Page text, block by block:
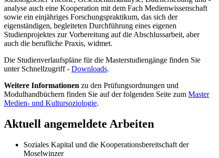
analyse auch eine Kooperation mit dem Fach Medienwissenschaft
sowie ein einjähriges Forschungspraktikum, das sich der
eigenständigen, begleiteten Durchführung eines eigenen
Studienprojektes zur Vorbereitung auf die Abschlussarbeit, aber
auch die berufliche Praxis, widmet.
Die Studienverlaufspläne für die Masterstudiengänge finden Sie
unter Schnellzugriff - Downloads.
Weitere Informationen zu den Prüfungsordnungen und
Modulhandbüchern finden Sie auf der folgenden Seite zum Master
Medien- und Kultursoziologie.
Aktuell angemeldete Arbeiten
Soziales Kapital und die Kooperationsbereitschaft der
Moselwinzer